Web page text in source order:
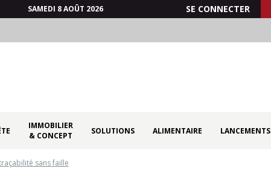
SAMEDI 8 AOÛT 2026 SE CONNECTER
IMMOBILIER
& CONCEPT
SOLUTIONS ALIMENTAIRE LANCEMENTS
sans faille